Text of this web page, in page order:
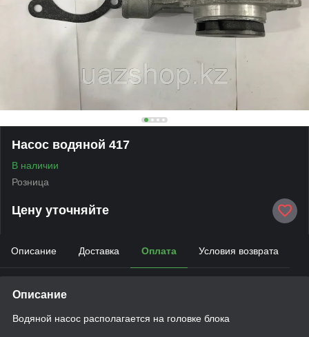
Насос водяной 417
В наличии
Розница
Цену уточняйте
Описание Доставка Оплата Условия возврата
Описание
Водяной насос располагается на головке блока